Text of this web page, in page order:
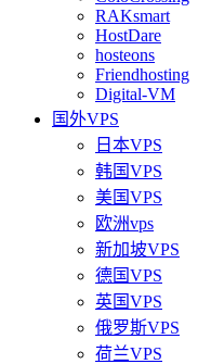
RAKsmart
HostDare
hosteons
Friendhosting
Digital-VM
国外VPS
日本VPS
韩国VPS
美国VPS
欧洲vps
新加坡VPS
德国VPS
英国VPS
俄罗斯VPS
荷兰VPS